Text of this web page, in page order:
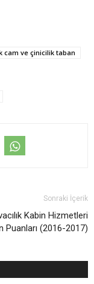
cam ve çinicilik taban
Sonraki İçerik
Kabin Hizmetleri
Puanları (2016-2017)